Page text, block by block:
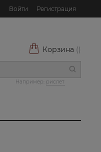
Войти Регистрация
Корзина ()
Например: рислет